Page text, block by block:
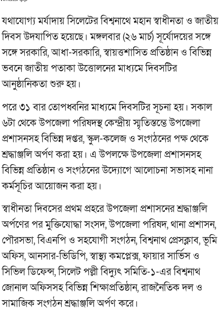
যথাযোগ্য মর্যাদায় সিলেটের বিশ্বনাথে মহান স্বাধীনতা ও জাতীয়
দিবস উদযাপিত হয়েছে। মঙ্গলবার (২৬ মার্চ) সূর্যোদয়ের সঙ্গে
সঙ্গে সরকারি, আধা-সরকারি, স্বায়ত্তশাসিত প্রতিষ্ঠান ও বিভিন্ন
ভবনে জাতীয় পতাকা উত্তোলনের মাধ্যমে দিবসটির
আনুষ্ঠানিকতা শুরু হয়।
পরে ৩১ বার তোপধ্বনির মাধ্যমে দিবসটির সূচনা হয়। সকাল
৬টা থেকে উপজেলা পরিষদস্থ কেন্দ্রীয় স্মৃতিস্তম্ভে উপজেলা
প্রশাসনসহ বিভিন্ন দপ্তর, স্কুল-কলেজ ও সংগঠনের পক্ষ থেকে
শ্রদ্ধাঞ্জলি অর্পণ করা হয়। এ উপলক্ষে উপজেলা প্রশাসনসহ
বিভিন্ন প্রতিষ্ঠান ও সংগঠনের উদ্যোগে আলোচনা সভাসহ নানা
কর্মসূচির আয়োজন করা হয়।
স্বাধীনতা দিবসের প্রথম প্রহরে উপজেলা প্রশাসনের শ্রদ্ধাঞ্জলি
অর্পণের পর মুক্তিযোদ্ধা সংসদ, উপজেলা পরিষদ, থানা প্রশাসন,
পৌরসভা, বিএনপি ও সহযোগী সংগঠন, বিশ্বনাথ প্রেসক্লাব, ভূমি
অফিস, আনসার-ভিডিপি, স্বাস্থ্য কমপ্লেক্স, ফায়ার সার্ভিস ও
সিভিল ডিফেন্স, সিলেট পল্লী বিদ্যুৎ সমিতি-১-এর বিশ্বনাথ
জোনাল অফিসসহ বিভিন্ন শিক্ষাপ্রতিষ্ঠান, রাজনৈতিক দল ও
সামাজিক সংগঠন শ্রদ্ধাঞ্জলি অর্পণ করে।